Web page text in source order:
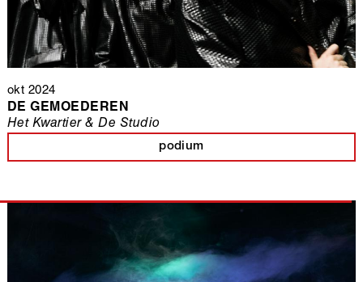
okt 2024
DE GEMOEDEREN
podium
Het Kwartier & De Studio